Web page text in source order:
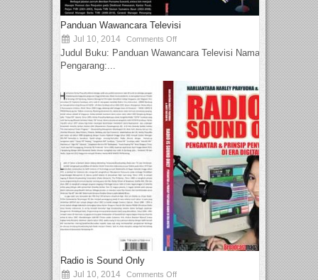
Panduan Wawancara Televisi
Jul 10, 2014 Comments Off
Judul Buku: Panduan Wawancara Televisi Nama
Pengarang:...
Radio is Sound Only
Jul 10, 2014 Comments Off